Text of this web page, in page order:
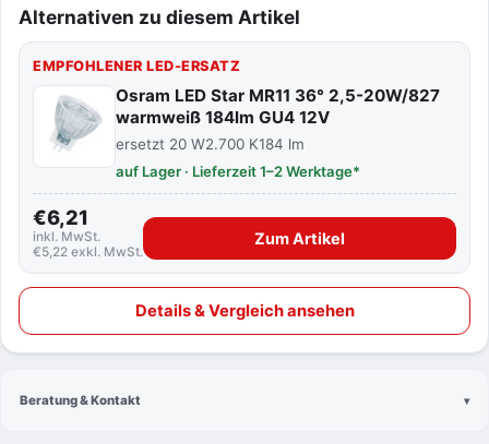
Alternativen zu diesem Artikel
EMPFOHLENER LED-ERSATZ
Osram LED Star MR11 36° 2,5-20W/827
warmweiß 184lm GU4 12V
ersetzt 20 W2.700 K184 lm
auf Lager · Lieferzeit 1–2 Werktage*
€6,21
inkl. MwSt.
€5,22 exkl. MwSt.
Zum Artikel
Details & Vergleich ansehen
Beratung & Kontakt